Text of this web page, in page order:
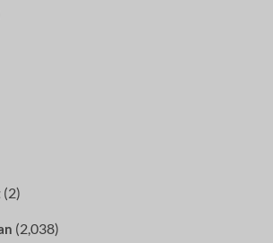
(2)
(2,038)